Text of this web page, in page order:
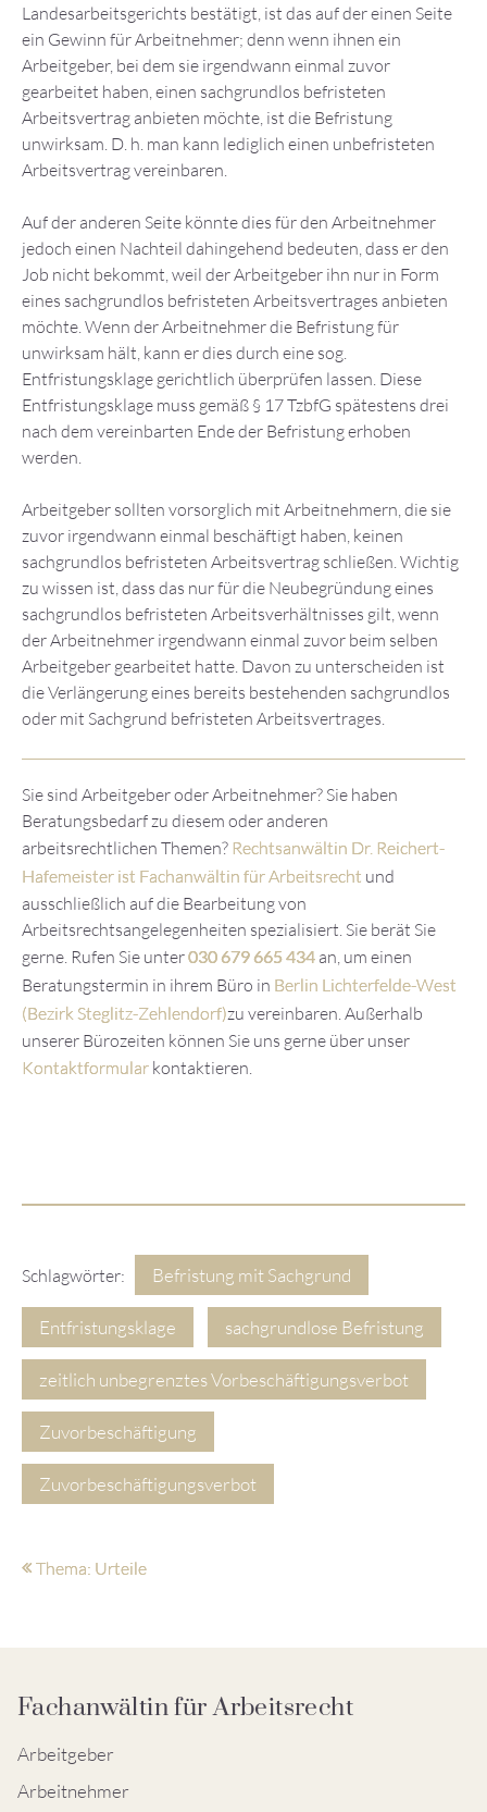
Landesarbeitsgerichts bestätigt, ist das auf der einen Seite
ein Gewinn für Arbeitnehmer; denn wenn ihnen ein
Arbeitgeber, bei dem sie irgendwann einmal zuvor
gearbeitet haben, einen sachgrundlos befristeten
Arbeitsvertrag anbieten möchte, ist die Befristung
unwirksam. D. h. man kann lediglich einen unbefristeten
Arbeitsvertrag vereinbaren.
Auf der anderen Seite könnte dies für den Arbeitnehmer
jedoch einen Nachteil dahingehend bedeuten, dass er den
Job nicht bekommt, weil der Arbeitgeber ihn nur in Form
eines sachgrundlos befristeten Arbeitsvertrages anbieten
möchte. Wenn der Arbeitnehmer die Befristung für
unwirksam hält, kann er dies durch eine sog.
Entfristungsklage gerichtlich überprüfen lassen. Diese
Entfristungsklage muss gemäß § 17 TzbfG spätestens drei
nach dem vereinbarten Ende der Befristung erhoben
werden.
Arbeitgeber sollten vorsorglich mit Arbeitnehmern, die sie
zuvor irgendwann einmal beschäftigt haben, keinen
sachgrundlos befristeten Arbeitsvertrag schließen. Wichtig
zu wissen ist, dass das nur für die Neubegründung eines
sachgrundlos befristeten Arbeitsverhältnisses gilt, wenn
der Arbeitnehmer irgendwann einmal zuvor beim selben
Arbeitgeber gearbeitet hatte. Davon zu unterscheiden ist
die Verlängerung eines bereits bestehenden sachgrundlos
oder mit Sachgrund befristeten Arbeitsvertrages.
Sie sind Arbeitgeber oder Arbeitnehmer? Sie haben
Beratungsbedarf zu diesem oder anderen
arbeitsrechtlichen Themen? Rechtsanwältin Dr. Reichert-
Hafemeister ist Fachanwältin für Arbeitsrecht und
ausschließlich auf die Bearbeitung von
Arbeitsrechtsangelegenheiten spezialisiert. Sie berät Sie
gerne. Rufen Sie unter030 679 665 434 an, um einen
Beratungstermin in ihrem Büro in Berlin Lichterfelde-West
(Bezirk Steglitz-Zehlendorf)zu vereinbaren. Außerhalb
unserer Bürozeiten können Sie uns gerne über unser
Kontaktformular kontaktieren.
Schlagwörter: Befristung mit Sachgrund
Entfristungsklage sachgrundlose Befristung
zeitlich unbegrenztes Vorbeschäftigungsverbot
Zuvorbeschäftigung
Zuvorbeschäftigungsverbot
Thema: Urteile
Fachanwältin für Arbeitsrecht
Arbeitgeber
Arbeitnehmer